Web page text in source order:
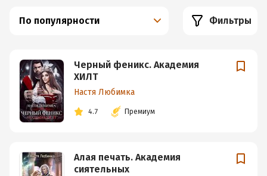
По популярности Фильтры
Черный феникс. Академия
ХИЛТ
Настя Любимка
4.7 Премиум
Алая печать. Академия
сиятельных